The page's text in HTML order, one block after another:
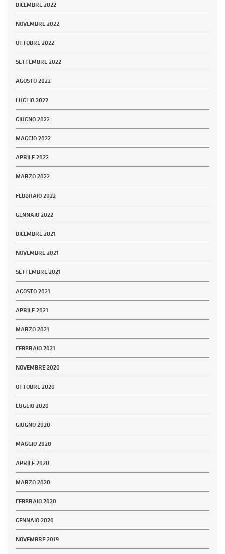
DICEMBRE 2022
NOVEMBRE 2022
OTTOBRE 2022
SETTEMBRE 2022
AGOSTO 2022
LUGLIO 2022
GIUGNO 2022
MAGGIO 2022
APRILE 2022
MARZO 2022
FEBBRAIO 2022
GENNAIO 2022
DICEMBRE 2021
NOVEMBRE 2021
SETTEMBRE 2021
AGOSTO 2021
APRILE 2021
MARZO 2021
FEBBRAIO 2021
NOVEMBRE 2020
OTTOBRE 2020
LUGLIO 2020
GIUGNO 2020
MAGGIO 2020
APRILE 2020
MARZO 2020
FEBBRAIO 2020
GENNAIO 2020
NOVEMBRE 2019